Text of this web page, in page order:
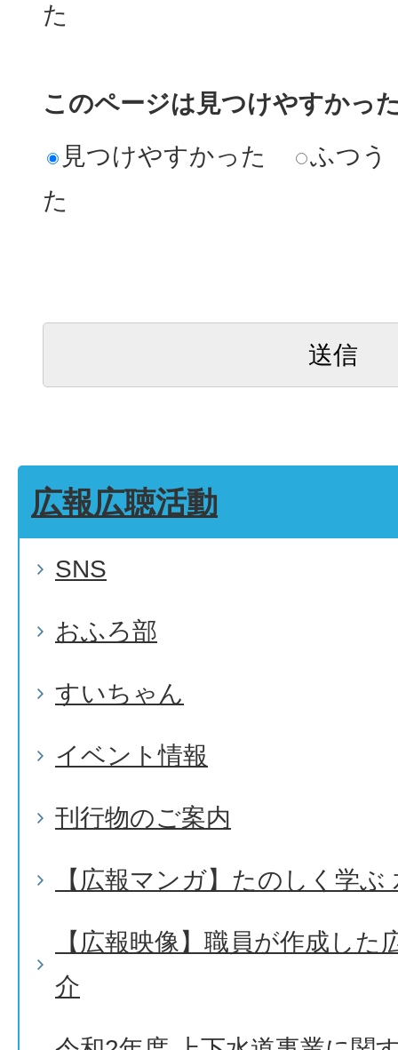
た
このページは見つけやすかっ
見つけやすかった
ふつう
た
広報広聴活動
SNS
おふろ部
すいちゃん
イベント情報
刊行物のご案内
【広報マンガ】たのしく学ぶ
【広報映像】職員が作成し
介